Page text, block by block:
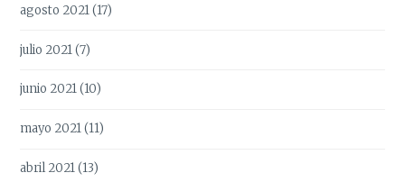
agosto 2021(17)
julio 2021(7)
junio 2021(10)
mayo 2021(11)
abril 2021(13)